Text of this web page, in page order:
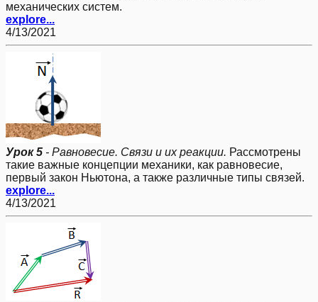
механических систем.
explore...
4/13/2021
Урок 5 - Равновесие. Связи и их реакции. Рассмотрены
такие важные концепции механики, как равновесие,
первый закон Ньютона, а также различные типы связей.
explore...
4/13/2021